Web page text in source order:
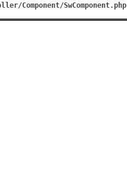
Component/SwComponent.php